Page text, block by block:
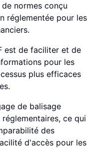
normes conçu
réglementée pour les
est de faciliter et de
pour les
plus efficaces
de balisage
ce qui
des
d'accès pour les